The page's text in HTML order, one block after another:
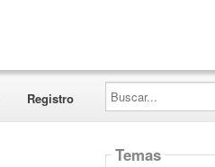
Registro
Buscar...
Temas